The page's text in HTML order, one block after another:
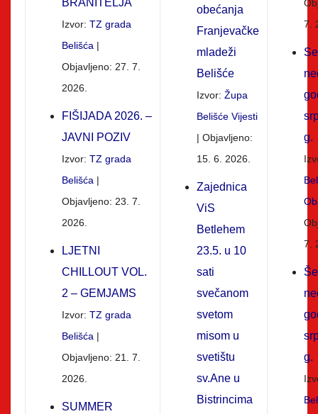
BRANITELJA
Izvor: TZ grada
Belišća
Objavljeno: 27. 7.
2026.
FIŠIJADA 2026. –
JAVNI POZIV
Izvor: TZ grada
Belišća
Objavljeno: 23. 7.
2026.
LJETNI
CHILLOUT VOL.
2 – GEMJAMS
Izvor: TZ grada
Belišća
Objavljeno: 21. 7.
2026.
SUMMER
obećanja
Franjevačke
mladeži
Belišće
Izvor: Župa
Belišće Vijesti
Objavljeno:
15. 6. 2026.
Zajednica
ViS
Betlehem
23.5. u 10
sati
svečanom
svetom
misom u
svetištu
sv.Ane u
Bistrincima
7.
g.
7.
g.